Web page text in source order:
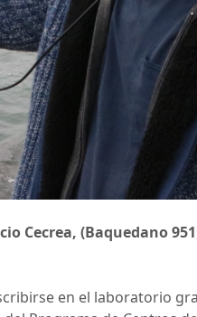
Cecrea, (Baquedano
en el laboratorio